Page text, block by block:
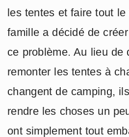
les tentes et faire tout
famille a décidé de
ce problème. Au lieu de
remonter les tentes à
changent de camping,
rendre les choses un
ont simplement tout